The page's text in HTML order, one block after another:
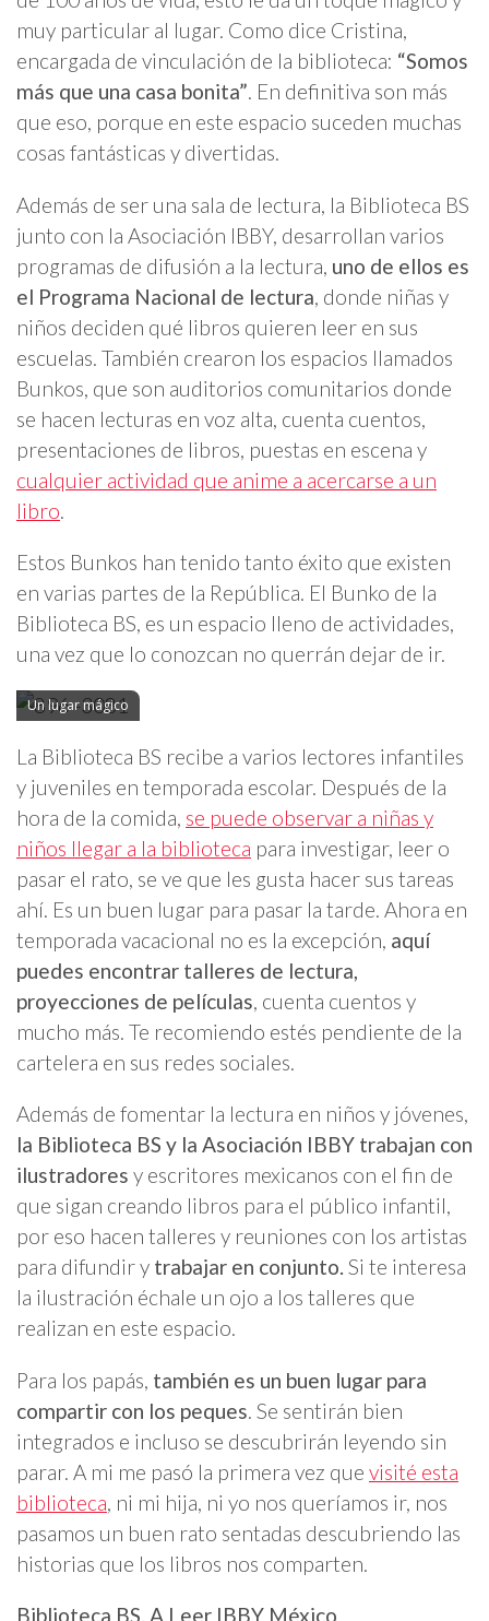
muy particular al lugar. Como dice Cristina,
encargada de vinculación de la biblioteca: “Somos
más que una casa bonita”. En definitiva son más
que eso, porque en este espacio suceden muchas
cosas fantásticas y divertidas.
Además de ser una sala de lectura, la Biblioteca BS
junto con la Asociación IBBY, desarrollan varios
programas de difusión a la lectura, uno de ellos es
el Programa Nacional de lectura, donde niñas y
niños deciden qué libros quieren leer en sus
escuelas. También crearon los espacios llamados
Bunkos, que son auditorios comunitarios donde
se hacen lecturas en voz alta, cuenta cuentos,
presentaciones de libros, puestas en escena y
cualquier actividad que anime a acercarse a un
libro.
Estos Bunkos han tenido tanto éxito que existen
en varias partes de la República. El Bunko de la
Biblioteca BS, es un espacio lleno de actividades,
una vez que lo conozcan no querrán dejar de ir.
Un lugar mágico
La Biblioteca BS recibe a varios lectores infantiles
y juveniles en temporada escolar. Después de la
hora de la comida, se puede observar a niñas y
niños llegar a la biblioteca para investigar, leer o
pasar el rato, se ve que les gusta hacer sus tareas
ahí. Es un buen lugar para pasar la tarde. Ahora en
temporada vacacional no es la excepción, aquí
puedes encontrar talleres de lectura,
proyecciones de películas, cuenta cuentos y
mucho más. Te recomiendo estés pendiente de la
cartelera en sus redes sociales.
Además de fomentar la lectura en niños y jóvenes,
la Biblioteca BS y la Asociación IBBY trabajan con
ilustradores y escritores mexicanos con el fin de
que sigan creando libros para el público infantil,
por eso hacen talleres y reuniones con los artistas
para difundir y trabajar en conjunto. Si te interesa
la ilustración échale un ojo a los talleres que
realizan en este espacio.
Para los papás, también es un buen lugar para
compartir con los peques. Se sentirán bien
integrados e incluso se descubrirán leyendo sin
parar. A mi me pasó la primera vez que visité esta
biblioteca, ni mi hija, ni yo nos queríamos ir, nos
pasamos un buen rato sentadas descubriendo las
historias que los libros nos comparten.
Biblioteca BS. A Leer IBBY México